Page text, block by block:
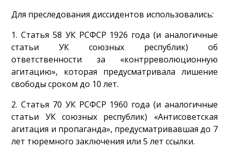
Для преследования диссидентов использовались:
1. Статья 58 УК РСФСР 1926 года (и аналогичные
статьи УК союзных республик) об
ответственности за «контрреволюционную
агитацию», которая предусматривала лишение
свободы сроком до 10 лет.
2. Статья 70 УК РСФСР 1960 года (и аналогичные
статьи УК союзных республик) «Антисоветская
агитация и пропаганда», предусматривавшая до 7
лет тюремного заключения или 5 лет ссылки.